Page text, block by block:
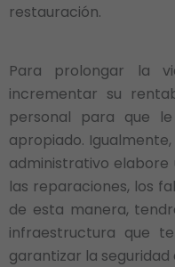
restauración.
Para prolongar la
incrementar su
personal para que
apropiado.
administrativo elabore
las reparaciones, los
de esta manera,
infraestructura que
garantizar la